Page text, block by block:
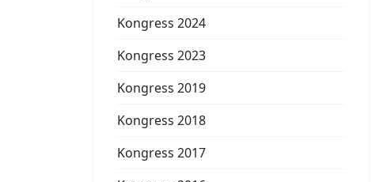
Kongress 2024
Kongress 2023
Kongress 2019
Kongress 2018
Kongress 2017